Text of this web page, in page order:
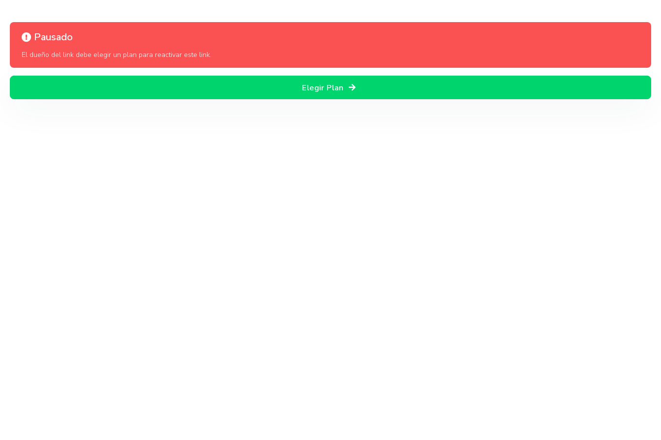
Pausado
El dueño del link debe elegir un plan para reactivar este link.
Elegir Plan